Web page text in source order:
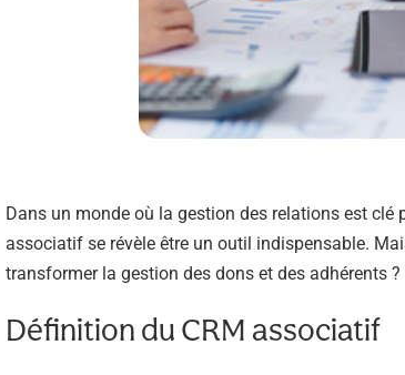
Dans un monde où la gestion des relations est
associatif se révèle être un outil indispensable.
transformer la gestion des dons et des adhérents ?
Définition du CRM associatif